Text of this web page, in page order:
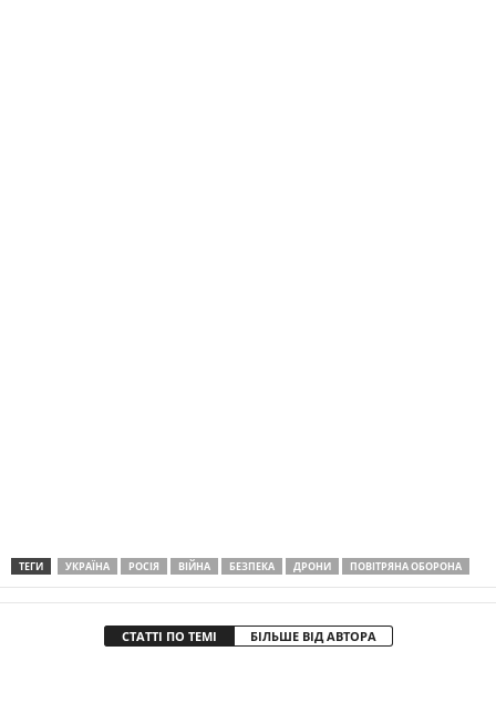
ТЕГИ УКРАЇНА РОСІЯ ВІЙНА БЕЗПЕКА ДРОНИ ПОВІТРЯНА ОБОРОНА
СТАТТІ ПО ТЕМІ БІЛЬШЕ ВІД АВТОРА